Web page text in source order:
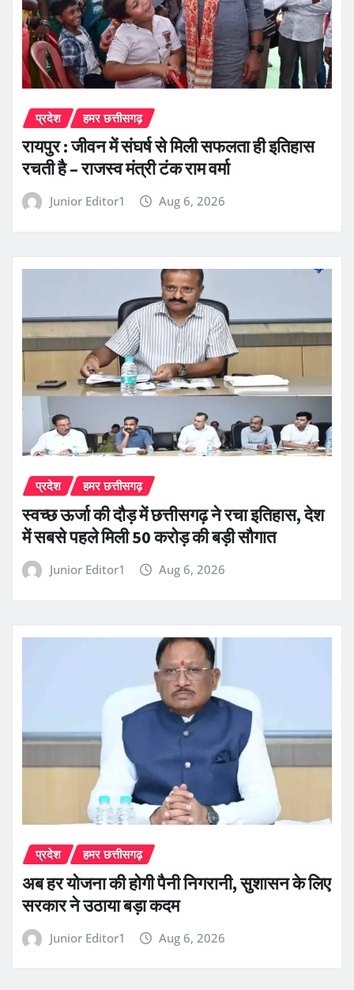
प्रदेश हमर छत्तीसगढ़
रायपुर : जीवन में संघर्ष से मिली सफलता ही इतिहास
रचती है – राजस्व मंत्री टंक राम वर्मा
Junior Editor1 Aug 6, 2026
प्रदेश हमर छत्तीसगढ़
स्वच्छ ऊर्जा की दौड़ में छत्तीसगढ़ ने रचा इतिहास, देश
में सबसे पहले मिली 50 करोड़ की बड़ी सौगात
Junior Editor1 Aug 6, 2026
प्रदेश हमर छत्तीसगढ़
अब हर योजना की होगी पैनी निगरानी, सुशासन के लिए
सरकार ने उठाया बड़ा कदम
Junior Editor1 Aug 6, 2026